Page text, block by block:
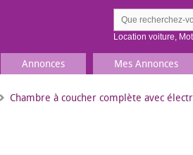
Location voiture,
Annonces Mes Annonces
Chambre à coucher complète avec